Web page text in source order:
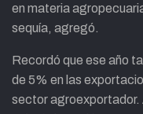
en materia
sequía, agregó.
Recordó que ese año
de 5% en las
sector agroexportador.